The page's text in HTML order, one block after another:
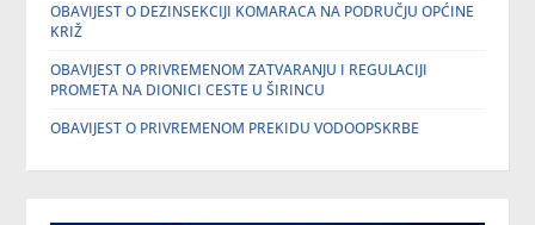
OBAVIJEST O DEZINSEKCIJI KOMARACA NA PODRUČJU OPĆINE
KRIŽ
OBAVIJEST O PRIVREMENOM ZATVARANJU I REGULACIJI
PROMETA NA DIONICI CESTE U ŠIRINCU
OBAVIJEST O PRIVREMENOM PREKIDU VODOOPSKRBE